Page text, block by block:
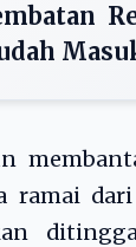
ramai